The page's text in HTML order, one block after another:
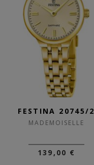
FESTINA 20745/2
MADEMOISELLE
139,00 €